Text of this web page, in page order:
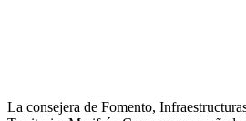
La consejera de Fomento,